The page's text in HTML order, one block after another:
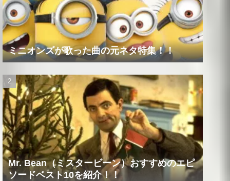
ミニオンズが歌った曲の元ネタ特集！！
Mr. Bean（ミスタービーン）おすすめのエピ
ソードベスト10を紹介！！